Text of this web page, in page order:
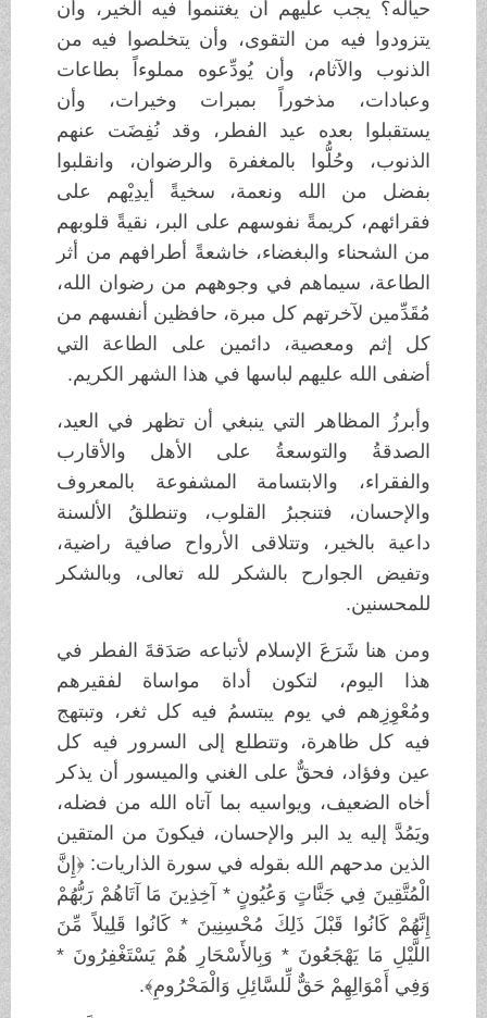
حياله؟ يجب عليهم أن يغتنموا فيه الخير، وأن
يتزودوا فيه من التقوى، وأن يتخلصوا فيه من
الذنوب والآثام، وأن يُودِّعوه مملوءاً بطاعات
وعبادات، مذخوراً بمبرات وخيرات، وأن
يستقبلوا بعده عيد الفطر، وقد نُفِضَت عنهم
الذنوب، وحُلُّوا بالمغفرة والرضوان، وانقلبوا
بفضل من الله ونعمة، سخيةً أيدِيْهم على
فقرائهم، كريمةً نفوسهم على البر، نقيةً قلوبهم
من الشحناء والبغضاء، خاشعةً أطرافهم من أثر
الطاعة، سيماهم في وجوههم من رضوان الله،
مُقَدِّمين لآخرتهم كل مبرة، حافظين أنفسهم من
كل إثم ومعصية، دائمين على الطاعة التي
أضفى الله عليهم لباسها في هذا الشهر الكريم.
وأبرزُ المظاهر التي ينبغي أن تظهر في العيد،
الصدقةُ والتوسعةُ على الأهل والأقارب
والفقراء، والابتسامة المشفوعة بالمعروف
والإحسان، فتنجبرُ القلوب، وتنطلقُ الألسنة
داعية بالخير، وتتلاقى الأرواح صافية راضية،
وتفيض الجوارح بالشكر لله تعالى، وبالشكر
للمحسنين.
ومن هنا شَرَعَ الإسلام لأتباعه صَدَقةَ الفطر في
هذا اليوم، لتكون أداة مواساة لفقيرهم
ومُعْوِزِهم في يوم يبتسمُ فيه كل ثغر، وتبتهج
فيه كل ظاهرة، وتتطلع إلى السرور فيه كل
عين وفؤاد، فحقٌّ على الغني والميسور أن يذكر
أخاه الضعيف، ويواسيه بما آتاه الله من فضله،
ويَمُدَّ إليه يد البر والإحسان، فيكونَ من المتقين
الذين مدحهم الله بقوله في سورة الذاريات: ﴿إِنَّ
الْمُتَّقِينَ فِي جَنَّاتٍ وَعُيُونٍ * آخِذِينَ مَا آتَاهُمْ رَبُّهُمْ
إِنَّهُمْ كَانُوا قَبْلَ ذَلِكَ مُحْسِنِينَ * كَانُوا قَلِيلاً مِّنَ
اللَّيْلِ مَا يَهْجَعُونَ * وَبِالأَسْحَارِ هُمْ يَسْتَغْفِرُونَ *
وَفِي أَمْوَالِهِمْ حَقٌّ لِّلسَّائِلِ وَالْمَحْرُومِ﴾.